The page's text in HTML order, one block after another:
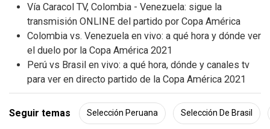
Vía Caracol TV, Colombia - Venezuela: sigue la
transmisión ONLINE del partido por Copa América
Colombia vs. Venezuela en vivo: a qué hora y dónde ver
el duelo por la Copa América 2021
Perú vs Brasil en vivo: a qué hora, dónde y canales tv
para ver en directo partido de la Copa América 2021
Seguir temas Selección Peruana Selección De Brasil